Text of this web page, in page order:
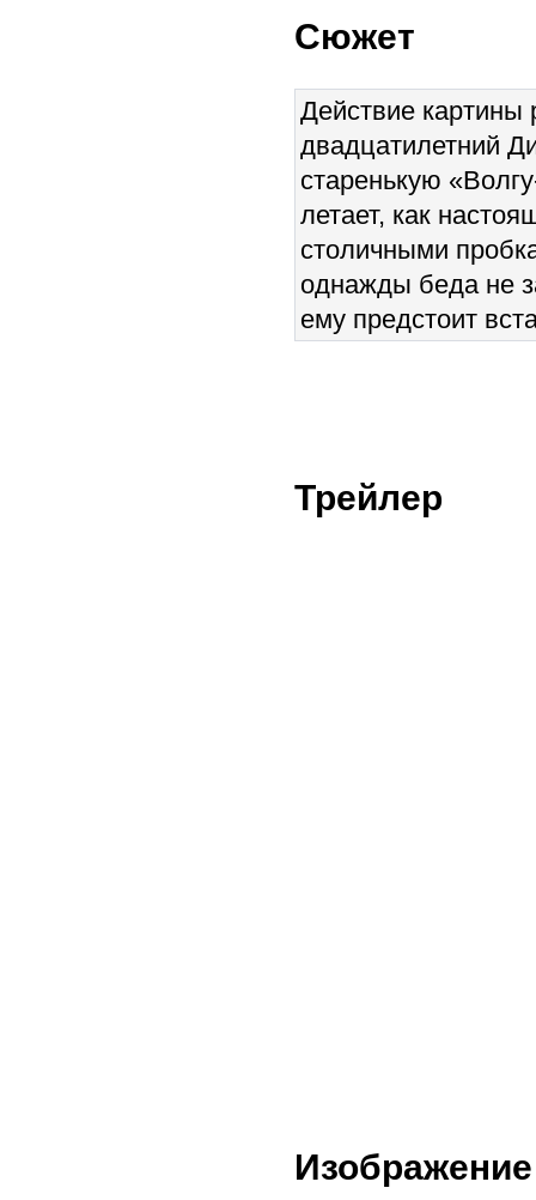
Сюжет
Действие картины
двадцатилетний
старенькую
летает, как
столичными
однажды беда не
ему предстоит
Трейлер
Изображение